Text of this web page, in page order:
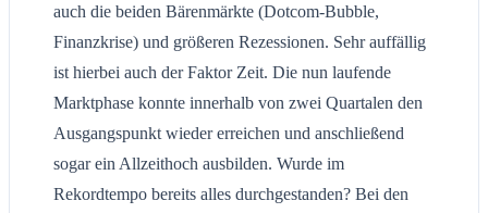
auch die beiden Bärenmärkte (Dotcom-Bubble,
Finanzkrise) und größeren Rezessionen. Sehr auffällig
ist hierbei auch der Faktor Zeit. Die nun laufende
Marktphase konnte innerhalb von zwei Quartalen den
Ausgangspunkt wieder erreichen und anschließend
sogar ein Allzeithoch ausbilden. Wurde im
Rekordtempo bereits alles durchgestanden? Bei den